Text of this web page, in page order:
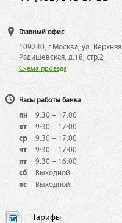
Главный офис
109240, г.Москва, ул. Верхняя
Радищевская, д.18, стр.2
Схема проезда
Часы работы банка
пн
9:30 – 17:00
вт
9:30 – 17:00
ср
9:30 – 17:00
чт
9:30 – 17:00
пт
9:30 – 16:00
сб
Выходной
вс
Выходной
Тарифы